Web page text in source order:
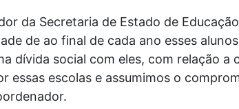
da Secretaria de Estado de
de ao final de cada ano esses
dívida social com eles, com relação
essas escolas e assumimos o